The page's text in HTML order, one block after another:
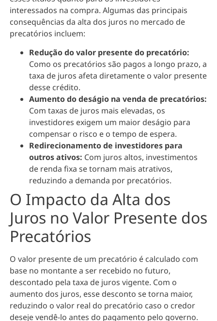
interessados na compra. Algumas das principais
consequências da alta dos juros no mercado de
precatórios incluem:
Redução do valor presente do precatório:
Como os precatórios são pagos a longo prazo, a
taxa de juros afeta diretamente o valor presente
desse crédito.
Aumento do deságio na venda de precatórios:
Com taxas de juros mais elevadas, os
investidores exigem um maior deságio para
compensar o risco e o tempo de espera.
Redirecionamento de investidores para
outros ativos: Com juros altos, investimentos
de renda fixa se tornam mais atrativos,
reduzindo a demanda por precatórios.
O Impacto da Alta dos
Juros no Valor Presente dos
Precatórios
O valor presente de um precatório é calculado com
base no montante a ser recebido no futuro,
descontado pela taxa de juros vigente. Com o
aumento dos juros, esse desconto se torna maior,
reduzindo o valor real do precatório caso o credor
deseje vendê-lo antes do pagamento pelo governo.